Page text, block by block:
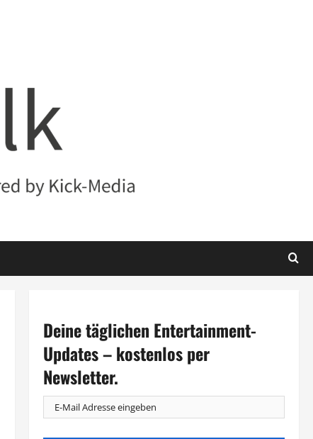
Deine täglichen Entertainment-
Updates – kostenlos per
Newsletter.